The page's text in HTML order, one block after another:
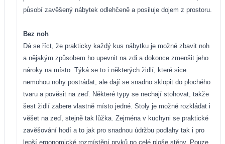
působí zavěšený nábytek odlehčeně a posiluje dojem z prostoru.
Bez noh
Dá se říct, že prakticky každý kus nábytku je možné zbavit noh
a nějakým způsobem ho upevnit na zdi a dokonce zmenšit jeho
nároky na místo. Týká se to i některých židlí, které sice
nemohou nohy postrádat, ale dají se snadno sklopit do plochého
tvaru a pověsit na zeď. Některé typy se nechají stohovat, takže
šest židlí zabere vlastně místo jedné. Stoly je možné rozkládat i
věšet na zeď, stejně tak lůžka. Zejména v kuchyni se praktické
zavěšování hodí a to jak pro snadnou údržbu podlahy tak i pro
lepší ergonomické rozmístění prvků po celé ploše stěny. Pouze